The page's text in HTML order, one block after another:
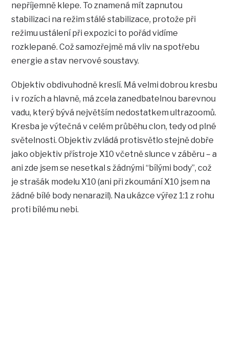
nepříjemně klepe. To znamená mít zapnutou
stabilizaci na režim stálé stabilizace, protože při
režimu ustálení při expozici to pořád vidíme
rozklepané. Což samozřejmě má vliv na spotřebu
energie a stav nervové soustavy.
Objektiv obdivuhodně kreslí. Má velmi dobrou kresbu
i v rozích a hlavně, má zcela zanedbatelnou barevnou
vadu, který bývá největším nedostatkem ultrazoomů.
Kresba je výtečná v celém průběhu clon, tedy od plné
světelnosti. Objektiv zvládá protisvětlo stejně dobře
jako objektiv přístroje X10 včetně slunce v záběru – a
ani zde jsem se nesetkal s žádnými “bílými body”, což
je strašák modelu X10 (ani při zkoumání X10 jsem na
žádné bílé body nenarazil). Na ukázce výřez 1:1 z rohu
proti bílému nebi.